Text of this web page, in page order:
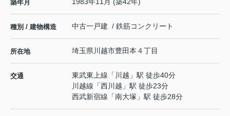
築年月
種別 / 建物構造 中古一戸建 / 鉄筋コンクリート
所在地 埼玉県 川越市豊田本 ４丁目
交通 東武東上線 「 川越 」駅 徒歩40分
川越線 「西川越 」駅 徒歩23分
西武新宿線 「南大塚 」駅 徒歩28分